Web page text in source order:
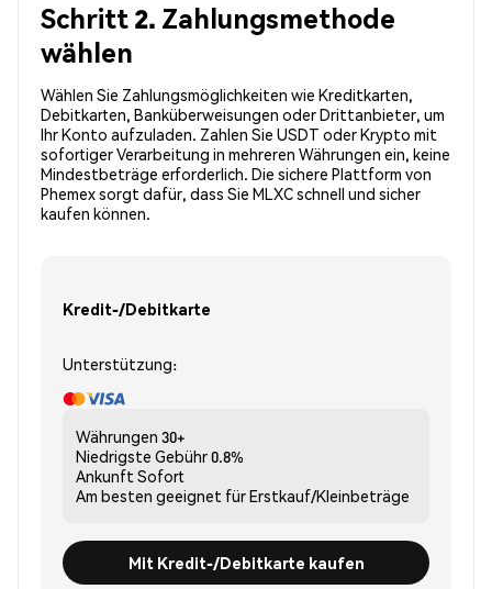
Schritt 2. Zahlungsmethode
wählen
Wählen Sie Zahlungsmöglichkeiten wie Kreditkarten,
Debitkarten, Banküberweisungen oder Drittanbieter, um
Ihr Konto aufzuladen. Zahlen Sie USDT oder Krypto mit
sofortiger Verarbeitung in mehreren Währungen ein, keine
Mindestbeträge erforderlich. Die sichere Plattform von
Phemex sorgt dafür, dass Sie MLXC schnell und sicher
kaufen können.
Kredit-/Debitkarte
Unterstützung:
Währungen 30+
Niedrigste Gebühr0.8%
Ankunft Sofort
Am besten geeignet fürErstkauf/Kleinbeträge
Mit Kredit-/Debitkarte kaufen